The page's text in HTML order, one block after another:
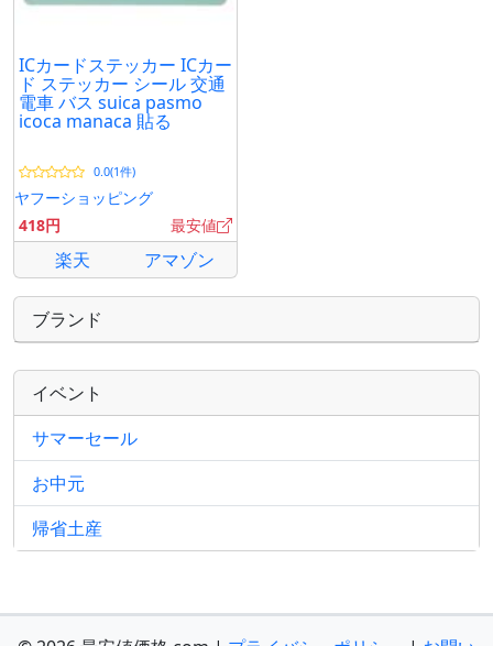
ICカードステッカー ICカー
ド ステッカー シール 交通
電車 バス suica pasmo
icoca manaca 貼る
0.0(1件)
ヤフーショッピング
418円
最安値
楽天 アマゾン
ブランド
イベント
サマーセール
お中元
帰省土産